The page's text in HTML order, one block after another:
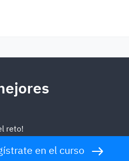
reto!
en el curso